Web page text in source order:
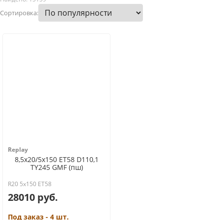
Сортировка:
Replay
8,5x20/5x150 ET58 D110,1
TY245 GMF (пш)
R20 5x150 ET58
28010 руб.
Под заказ - 4 шт.